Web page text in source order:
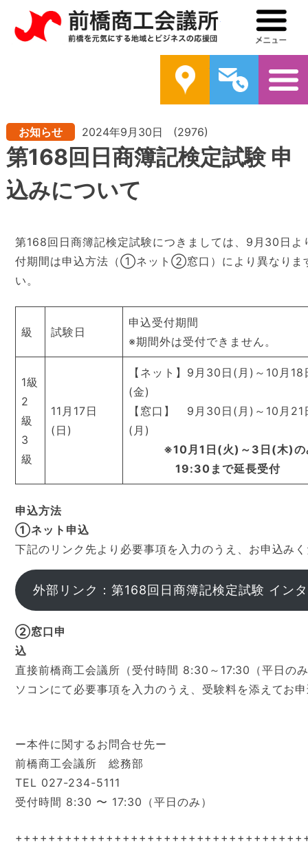
前橋商工会議所メ
お知らせ 2024年9月30日 (2976)
第168回日商簿記検定試験 申
込みについて
第168回日商簿記検定試験につきましては、9月30日よ
付期間は申込方法（①ネット②窓口）により異なりま
い。
級 試験日
申込受付期間
※期間外は受付できません。
1級
2
級
3
級
11月17日
(日)
【ネット】9月30日(月)～10月18
(金)
【窓口】 9月30日(月)～10月21
(月)
※10月1日(火)～3日(木)の
19:30まで延長受付
申込方法
①ネット申込
下記のリンク先より必要事項を入力のうえ、お申込み
外部リンク：第168回日商簿記検定試験 イン
②窓口申
込
直接前橋商工会議所（受付時間 8:30～17:30（平日の
ソコンにて必要事項を入力のうえ、受験料を添えてお
ー本件に関するお問合せ先ー
前橋商工会議所 総務部
TEL 027-234-5111
受付時間 8:30 〜 17:30（平日のみ）